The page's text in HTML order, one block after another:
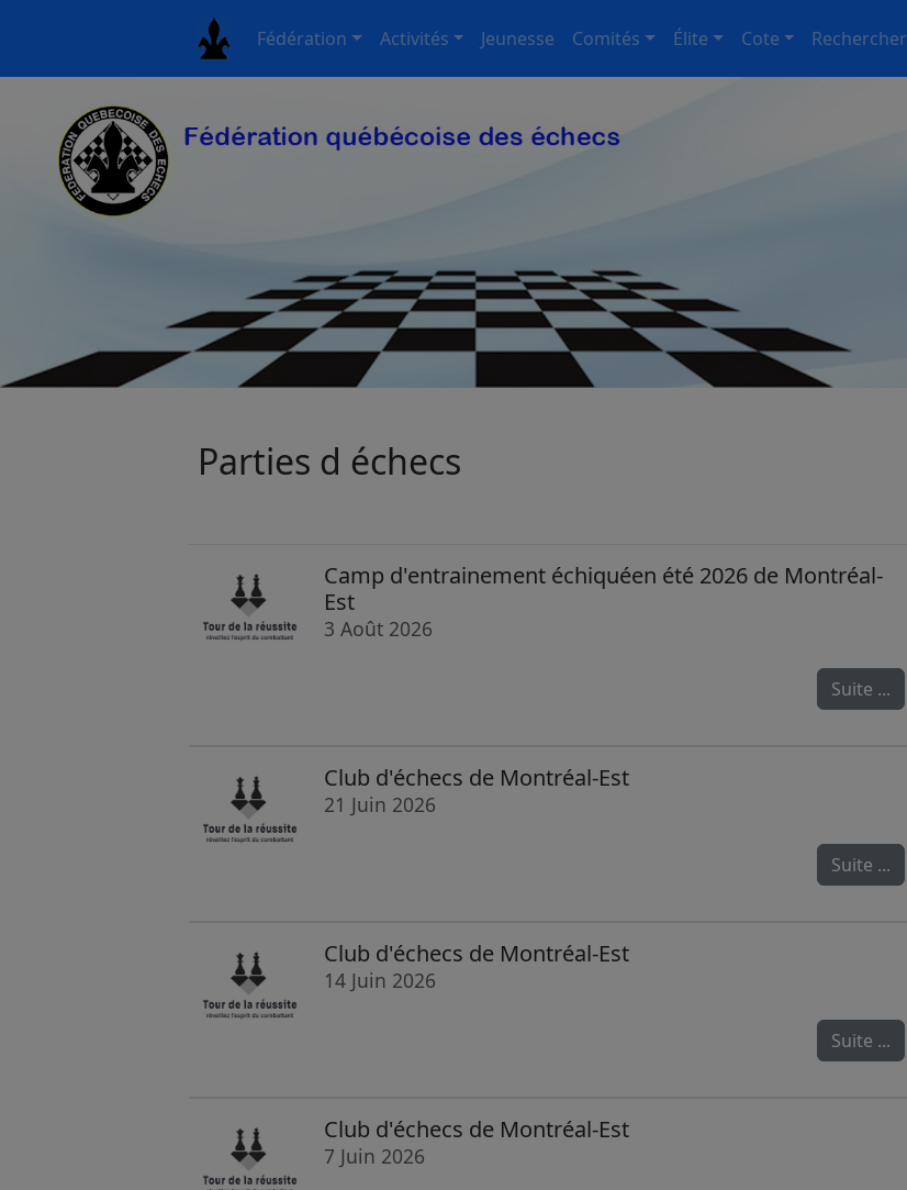
Fédération Activités Jeunesse Comités Élite Cote Rechercher
Parties d échecs
Camp d'entrainement échiquéen été 2026 de Montréal-
Est
3 Août 2026
Suite ...
Club d'échecs de Montréal-Est
21 Juin 2026
Suite ...
Club d'échecs de Montréal-Est
14 Juin 2026
Suite ...
Club d'échecs de Montréal-Est
7 Juin 2026